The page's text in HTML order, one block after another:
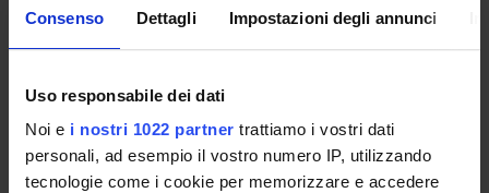
Consenso Dettagli Impostazioni degli annunci
Uso responsabile dei dati
Noi e i nostri 1022 partner trattiamo i vostri dati
personali, ad esempio il vostro numero IP, utilizzando
tecnologie come i cookie per memorizzare e accedere
nella ricostruzione sistematica del recente materiale
SPONSORS:
Funds:assigned and managed by the department